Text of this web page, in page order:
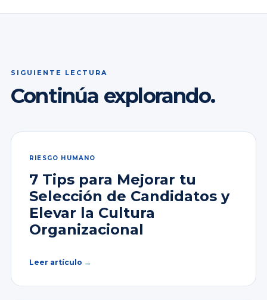
SIGUIENTE LECTURA
Continúa explorando.
RIESGO HUMANO
7 Tips para Mejorar tu
Selección de Candidatos y
Elevar la Cultura
Organizacional
Leer artículo →